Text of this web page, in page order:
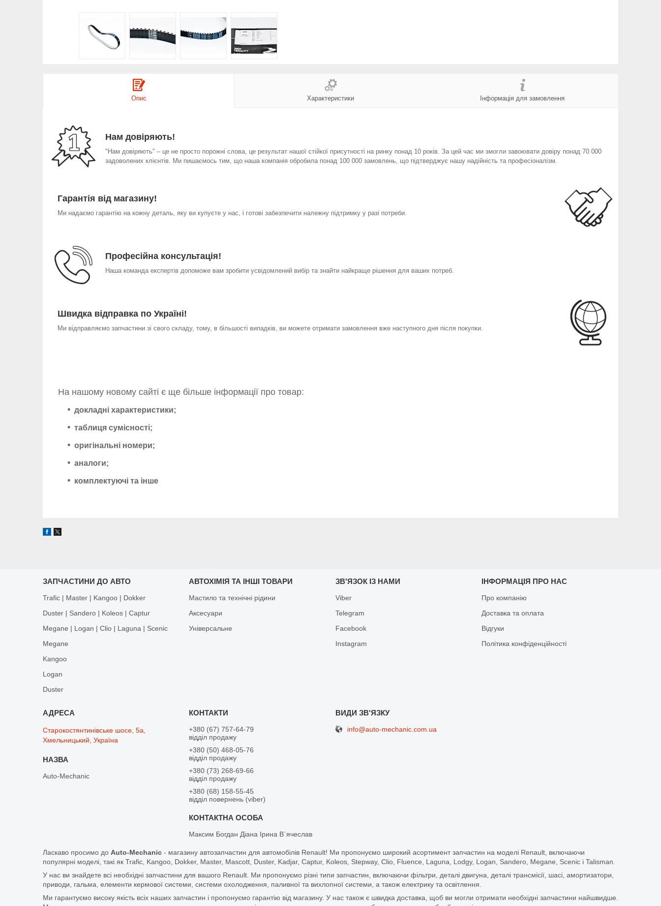
Опис Характеристики Інформація для замовлення
Нам довіряють!
"Нам довіряють" – це не просто порожні слова, це результат нашої стійкої присутності на ринку понад 10 років. За цей час ми змогли завоювати довіру понад 70 000
задоволених клієнтів. Ми пишаємось тим, що наша компанія обробила понад 100 000 замовлень, що підтверджує нашу надійність та професіоналізм.
Гарантія від магазину!
Ми надаємо гарантію на кожну деталь, яку ви купуєте у нас, і готові забезпечити належну підтримку у разі потреби.
Професійна консультація!
Наша команда експертів допоможе вам зробити усвідомлений вибір та знайти найкраще рішення для ваших потреб.
Швидка відправка по Україні!
Ми відправляємо запчастини зі свого складу, тому, в більшості випадків, ви можете отримати замовлення вже наступного дня після покупки.
На нашому новому сайті є ще більше інформації про товар:
докладні характеристики;
таблиця сумісності;
оригінальні номери;
аналоги;
комплектуючі та інше
ЗАПЧАСТИНИ ДО АВТО
Trafic | Master | Kangoo | Dokker
Duster | Sandero | Koleos | Captur
Megane | Logan | Clio | Laguna | Scenic
Megane
Kangoo
Logan
Duster
АВТОХІМІЯ ТА ІНШІ ТОВАРИ
Мастило та технічні рідини
Аксесуари
Універсальне
ЗВ'ЯЗОК ІЗ НАМИ
Viber
Telegram
Facebook
Іnstagram
ІНФОРМАЦІЯ ПРО НАС
Про компанію
Доставка та оплата
Відгуки
Політика конфіденційності
Старокостянтинівське шосе, 5а,
Хмельницький, Україна
Auto-Mechanic
+380 (67) 757-64-79
відділ продажу
+380 (50) 468-05-76
відділ продажу
+380 (73) 268-69-66
відділ продажу
+380 (68) 158-55-45
відділ повернень (viber)
Максим Богдан Діана Ірина В`ячеслав
info@auto-mechanic.com.ua
Ласкаво просимо до Auto-Mechanic - магазину автозапчастин для автомобілів Renault! Ми пропонуємо широкий асортимент запчастин на моделі Renault, включаючи
популярні моделі, такі як Trafic, Kangoo, Dokker, Master, Mascott, Duster, Kadjar, Captur, Koleos, Stepway, Clio, Fluence, Laguna, Lodgy, Logan, Sandero, Megane, Scenic і Talisman.
У нас ви знайдете всі необхідні запчастини для вашого Renault. Ми пропонуємо різні типи запчастин, включаючи фільтри, деталі двигуна, деталі трансмісії, шасі, амортизатори,
приводи, гальма, елементи кермової системи, системи охолодження, паливної та вихлопної системи, а також електрику та освітлення.
Ми гарантуємо високу якість всіх наших запчастин і пропонуємо гарантію від магазину. У нас також є швидка доставка, щоб ви могли отримати необхідні запчастини найшвидше.